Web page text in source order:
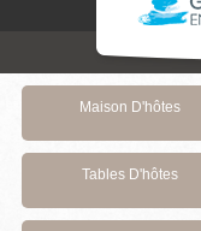
Maison D'hôtes
Tables D'hôtes